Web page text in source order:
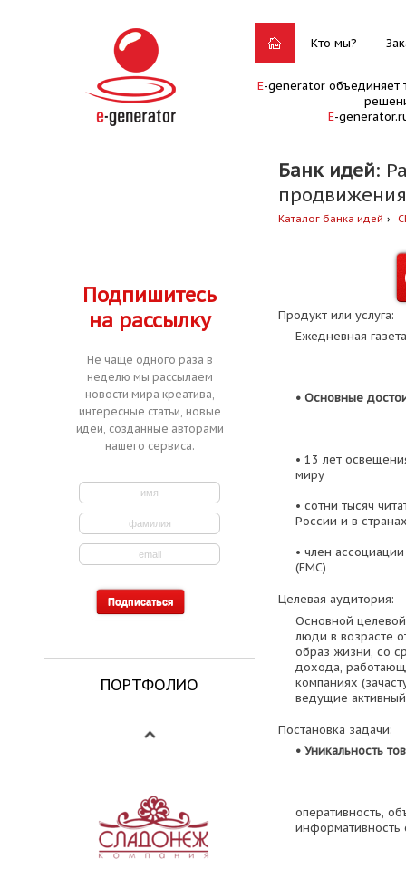
Кто мы?
E-generator объединяет
E-
Банк идей:
Каталог банка идей
Подпишитесь
на рассылку
Не чаще одного раза в
неделю мы рассылаем
новости мира креатива,
интересные статьи, новые
идеи, созданные авторами
нашего сервиса.
ПОРТФОЛИО
Продукт или услуга:
Ежедневная
• Основные
• 13 лет
миру
• сотни тысяч
России и в
• член
(EMC)
Целевая аудитория:
Основной
люди в возрасте
образ жизни, со
дохода,
компаниях
ведущие
Постановка задачи:
• Уникальность
оперативность,
информативность